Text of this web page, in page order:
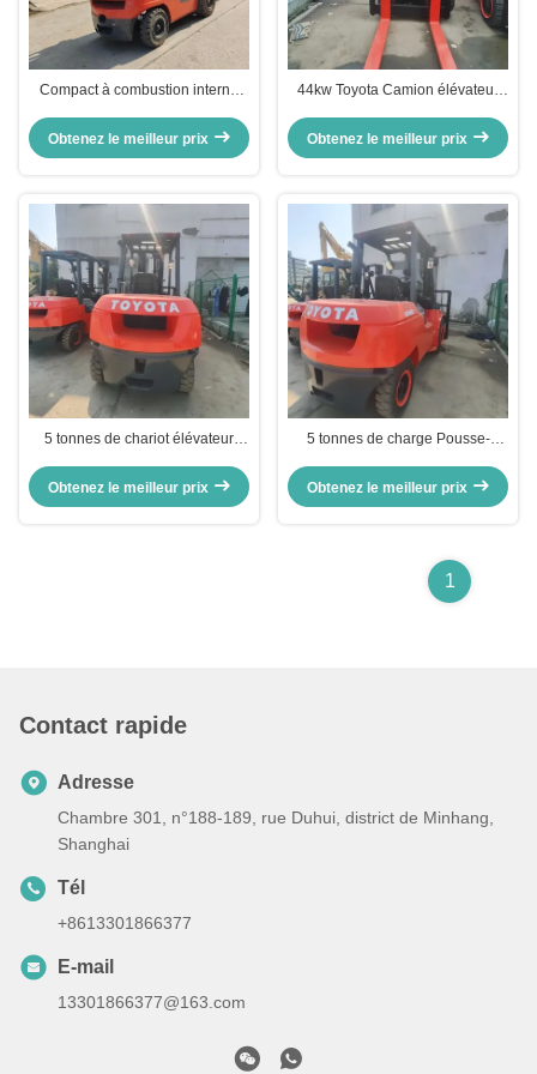
Compact à combustion interne
3 tonnes de capacité certifié CE
Obtenez le meilleur prix
44kw Toyota Camion élévateur
capacité de charge de 5 tonnes
Obtenez le meilleur prix
5 tonnes de chariot élévateur
d'occasion avec hauteur de
Obtenez le meilleur prix
5 tonnes de charge Pousse-
Pousse-pousse diesel Haute
Obtenez le meilleur prix
1
Contact rapide
Adresse
Chambre 301, n°188-189, rue Duhui, district de Minhang,
Shanghai
Tél
+8613301866377
E-mail
13301866377@163.com